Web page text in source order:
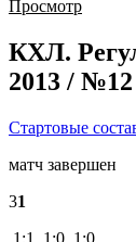
Просмотр
КХЛ.
2013 / №12
Стартовые
матч завершен
31
1:1 1:0 1:0